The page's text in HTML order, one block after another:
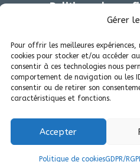
Gérer
Pour offrir les meilleures
cookies pour stocker et/ou accéder
consentir à ces technologies nous
comportement de navigation ou les
consentir ou de retirer son
caractéristiques et fonctions.
Accepter
Politique de cookiesGDPR/
Politique de